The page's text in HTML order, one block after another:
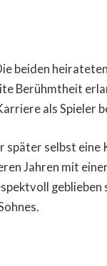
beiden
Berühmtheit
als Spieler
später selbst eine
Jahren mit
geblieben